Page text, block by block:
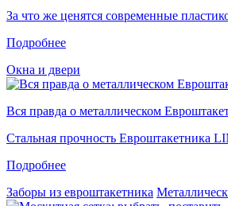
За что же ценятся современные
Подробнее
Окна и двери
Вся правда о металлическом
Стальная прочность Евроштакетника
Подробнее
Заборы из евроштакетника